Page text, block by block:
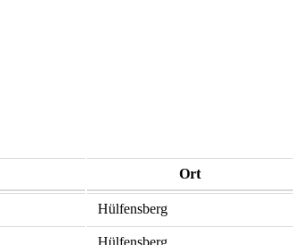
Ort
Hülfensberg
Hülfensberg